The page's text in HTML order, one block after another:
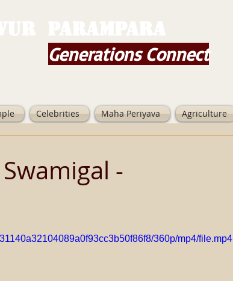
Generations Connect
Celebrities Maha Periyava Agriculture
-
360p/mp4/file.mp4